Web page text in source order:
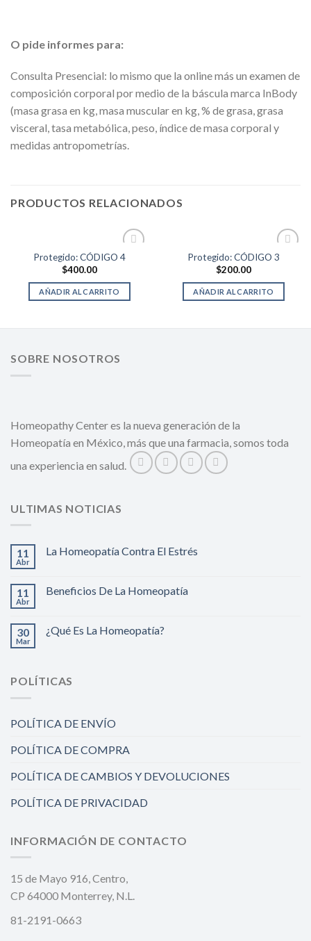
O pide informes para:
Consulta Presencial: lo mismo que la online más un examen de
composición corporal por medio de la báscula marca InBody
(masa grasa en kg, masa muscular en kg, % de grasa, grasa
visceral, tasa metabólica, peso, índice de masa corporal y
medidas antropometrías.
PRODUCTOS RELACIONADOS
Add to
Protegido: CÓDIGO 4
$400.00
AÑADIR AL CARRITO
Add to
Protegido: CÓDIGO 3
$200.00
AÑADIR AL CARRITO
SOBRE NOSOTROS
Homeopathy Center es la nueva generación de la
Homeopatía en México, más que una farmacia, somos toda
una experiencia en salud.
ULTIMAS NOTICIAS
11
Abr
La Homeopatía Contra El Estrés
11
Abr
Beneficios De La Homeopatía
30
Mar
¿Qué Es La Homeopatía?
POLÍTICAS
POLÍTICA DE ENVÍO
POLÍTICA DE COMPRA
POLÍTICA DE CAMBIOS Y DEVOLUCIONES
POLÍTICA DE PRIVACIDAD
INFORMACIÓN DE CONTACTO
15 de Mayo 916, Centro,
CP 64000 Monterrey, N.L.
81-2191-0663